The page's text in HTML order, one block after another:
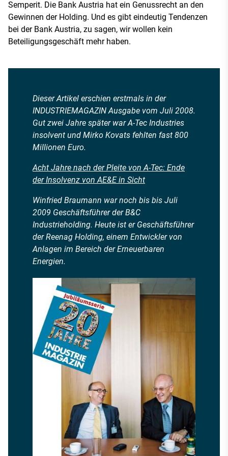
Semperit. Die Bank Austria hat ein Genussrecht an den
Gewinnen der Holding. Und es gibt eindeutig Tendenzen
bei der Bank Austria, zu sagen, wir wollen kein
Beteiligungsgeschäft mehr haben.
Dieser Artikel erschien erstmals in der
INDUSTRIEMAGAZIN Ausgabe vom Juli 2008.
Gut zwei Jahre später war A-Tec Industries
insolvent und Mirko Kovats fehlten fast 800
Millionen Euro.
Acht Jahre nach der Pleite von A-Tec: Ende
der Insolvenz von AE&E in Sicht
Winfried Braumann war noch bis bis Juli
2009 Geschäftsführer der B&C
Industrieholding. Heute ist er Geschäftsführer
der Reenag Holding, einem Entwickler von
Anlagen im Bereich der Erneuerbaren
Energien.